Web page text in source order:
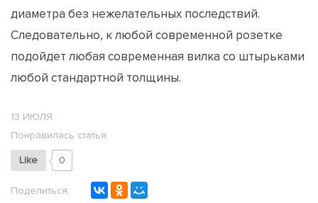
диаметра без нежелательных последствий.
Следовательно, к любой современной розетке
подойдет любая современная вилка со штырьками
любой стандартной толщины.
13 ИЮЛЯ
Понравилась статья:
Like 0
Поделиться: